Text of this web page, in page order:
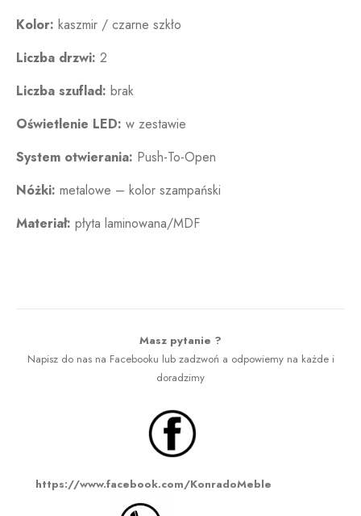
Kolor: kaszmir / czarne szkło
Liczba drzwi: 2
Liczba szuflad: brak
Oświetlenie LED: w zestawie
System otwierania: Push-To-Open
Nóżki: metalowe – kolor szampański
Materiał: płyta laminowana/MDF
Masz pytanie ?
Napisz do nas na Facebooku lub zadzwoń a odpowiemy na każde i
doradzimy
https://www.facebook.com/KonradoMeble